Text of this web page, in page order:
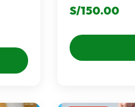
S/150.00